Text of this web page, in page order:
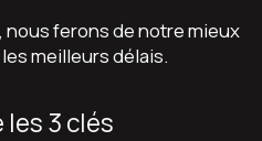
ferons de notre mieux
meilleurs délais.
les 3 clés